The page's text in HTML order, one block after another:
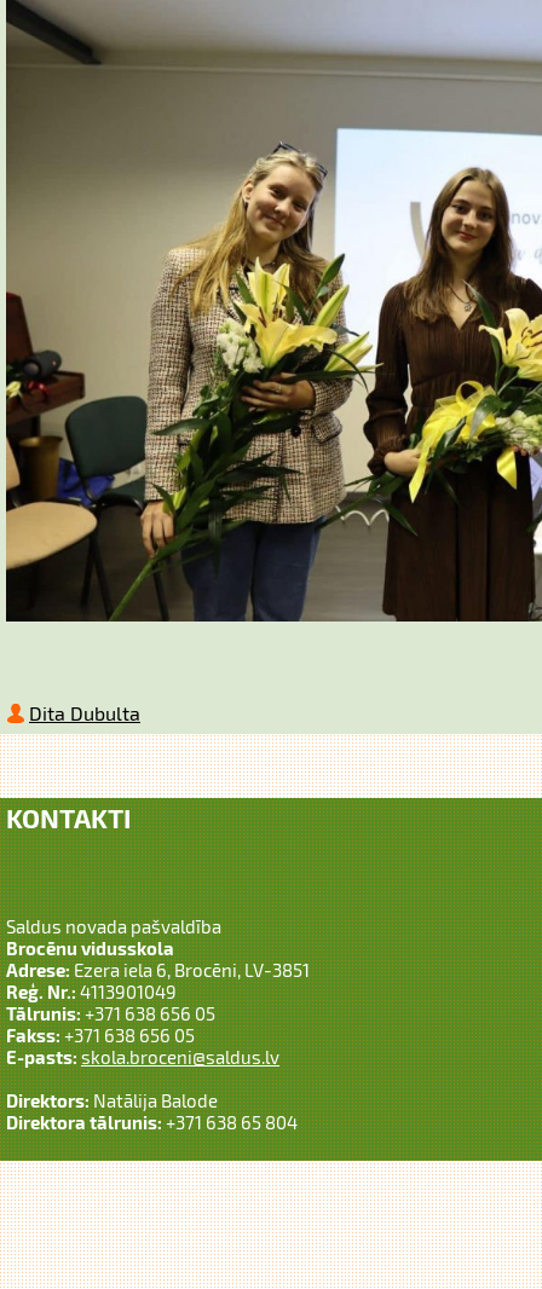
Dita Dubulta
KONTAKTI
Saldus novada pašvaldība
Brocēnu vidusskola
Adrese:Ezera iela 6, Brocēni, LV-3851
Reģ. Nr.:4113901049
Tālrunis:+371 638 656 05
Fakss:+371 638 656 05
E-pasts:skola.broceni@saldus.lv
Direktors:Natālija Balode
Direktora tālrunis:+371 638 65 804